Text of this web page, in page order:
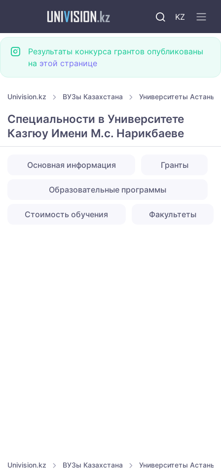
KZ
Результаты конкурса грантов опубликованы
на этой странице
Univision.kz ВУЗы Казахстана Университеты Астаны
Специальности в Университете
Казгюу Имени М.с. Нарикбаеве
Основная информация Гранты
Образовательные программы
Стоимость обучения Факультеты
Univision.kz ВУЗы Казахстана Университеты Астаны